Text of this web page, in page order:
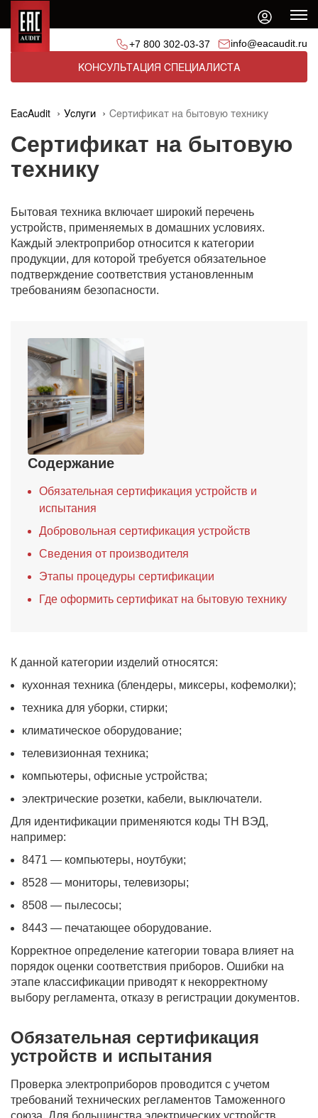
+7 800 302-03-37 info@eacaudit.ru
КОНСУЛЬТАЦИЯ СПЕЦИАЛИСТА
EacAudit Услуги Сертификат на бытовую технику
Сертификат на бытовую
технику
Бытовая техника включает широкий перечень
устройств, применяемых в домашних условиях.
Каждый электроприбор относится к категории
продукции, для которой требуется обязательное
подтверждение соответствия установленным
требованиям безопасности.
Содержание
Обязательная сертификация устройств и
испытания
Добровольная сертификация устройств
Сведения от производителя
Этапы процедуры сертификации
Где оформить сертификат на бытовую технику
К данной категории изделий относятся:
кухонная техника (блендеры, миксеры, кофемолки);
техника для уборки, стирки;
климатическое оборудование;
телевизионная техника;
компьютеры, офисные устройства;
электрические розетки, кабели, выключатели.
Для идентификации применяются коды ТН ВЭД,
например:
8471 — компьютеры, ноутбуки;
8528 — мониторы, телевизоры;
8508 — пылесосы;
8443 — печатающее оборудование.
Корректное определение категории товара влияет на
порядок оценки соответствия приборов. Ошибки на
этапе классификации приводят к некорректному
выбору регламента, отказу в регистрации документов.
Обязательная сертификация
устройств и испытания
Проверка электроприборов проводится с учетом
требований технических регламентов Таможенного
союза. Для большинства электрических устройств